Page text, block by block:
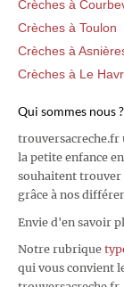
Crèches à
Crèches à Toulon
Crèches à
Crèches à Le
Qui sommes nous ?
trouversacreche.fr
la petite enfance
souhaitent trouver
grâce à nos
Envie d'en savoir
Notre rubrique
qui vous convient